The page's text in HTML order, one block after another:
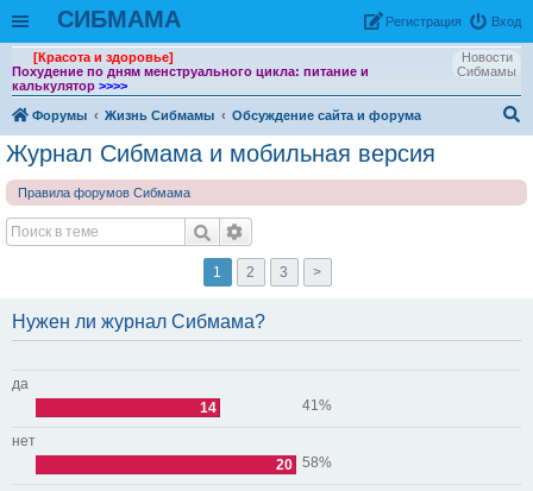
СИБМАМА Вход
Рeгиcтpaция
Новости
Сибмамы
[Красота и здоровье]
Похудение по дням менструального цикла: питание и
калькулятор >>>>
Форумы Жизнь Сибмамы
Обсуждение сайта и форума
Журнал Сибмама и мобильная версия
Правила форумов Сибмама
1 2 3 >
Нужен ли журнал Сибмама?
да
14
41%
нет
20 58%